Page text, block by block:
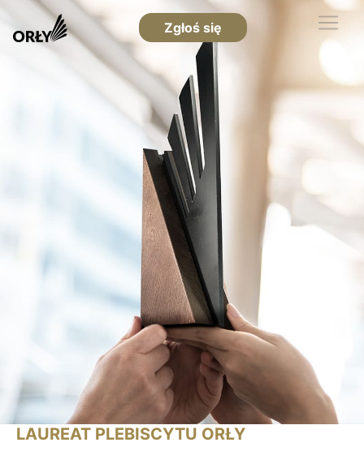
Zgłoś się
LAUREAT PLEBISCYTU ORŁY